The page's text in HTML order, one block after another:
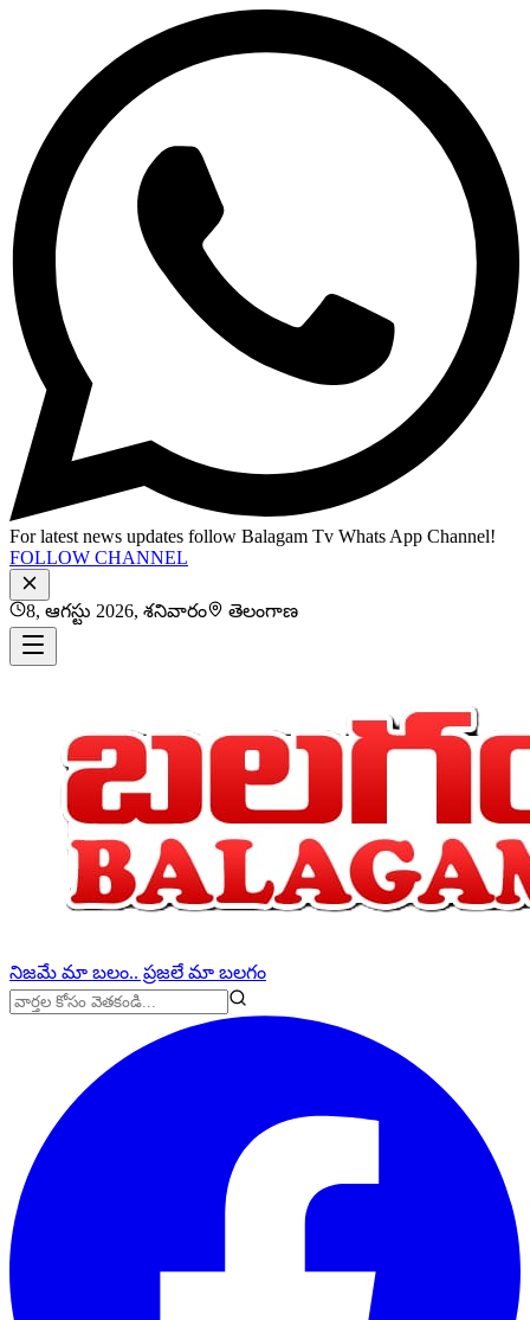
For latest news updates follow Balagam Tv Whats App Channel!
FOLLOW CHANNEL
8, ఆగస్టు 2026, శనివారం తెలంగాణ
నిజమే మా బలం.. ప్రజలే మా బలగం